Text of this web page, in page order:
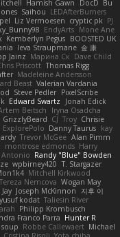
Hamish Gawn DocD Bu
Saihou LEDAfterBurners
Liz Vermoesen cryptic pk PJ
EndyArts Mone Ane
Kemberlyn Pegus BOOSTED UK
Ieva Straupmane 金 康
Jainz Марина Ск Dave Child
Priscott Thomas Rigg
Madeleine Andersson
Beast Valerian Vardania
Steve Pedler PixelScribe
Edward Swartz
Jonah Edick
Beitsch
Iryna Osadcha
GrizzlyBeard CJ Troy Chrisie
ExplorePolo Danny Taurus kay
Trevor McGee Alan Pimm
montrose edmonds Harry
Antonio Randy "Blue" Bowden
wpbirney420 T. Stargazer
Mitchell Kirkwood
Nemcova Wogan May
Jay Joseph McKinnon
지후 이
yusuf kodat Taliesin River
Philipp Krombusch
Franco Parra Hunter R
Robbe Callewaert Michael